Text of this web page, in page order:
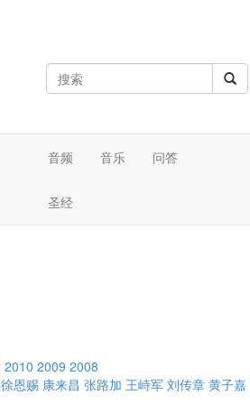
音频 音乐 问答
圣经
2010 2009 2008
徐恩赐 康来昌 张路加 王峙军 刘传章 黄子嘉